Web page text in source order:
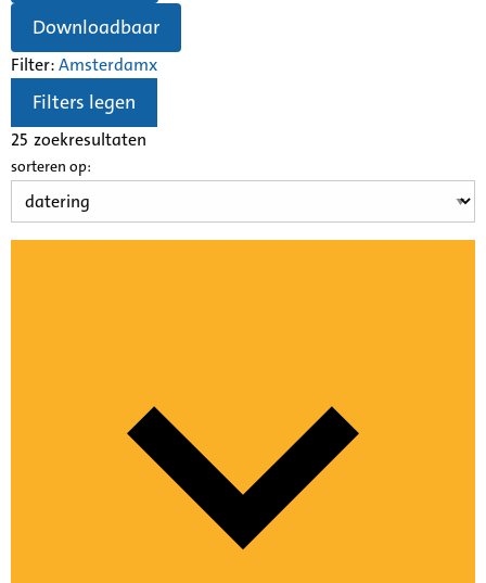
Downloadbaar
Filter:Amsterdamx
Filters legen
25 zoekresultaten
sorteren op: